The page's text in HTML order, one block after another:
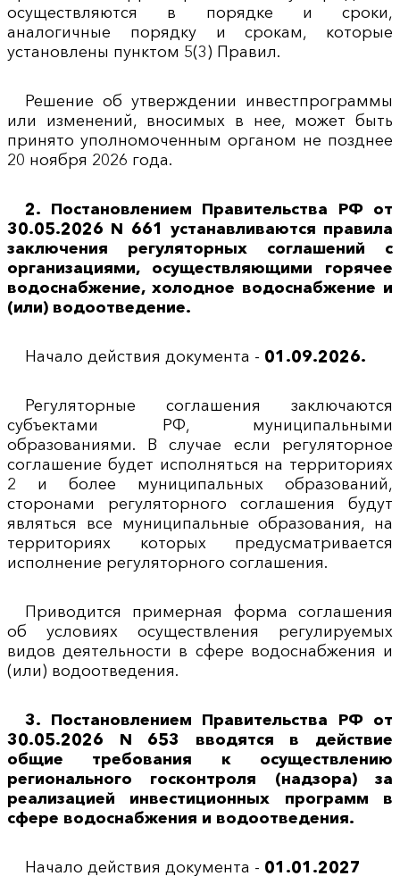
осуществляются в порядке и сроки,
аналогичные порядку и срокам, которые
установлены пунктом 5(3) Правил.
Решение об утверждении инвестпрограммы
или изменений, вносимых в нее, может быть
принято уполномоченным органом не позднее
20 ноября 2026 года.
2. Постановлением Правительства РФ от
30.05.2026 N 661 устанавливаются правила
заключения регуляторных соглашений с
организациями, осуществляющими горячее
водоснабжение, холодное водоснабжение и
(или) водоотведение.
Начало действия документа - 01.09.2026.
Регуляторные соглашения заключаются
субъектами РФ, муниципальными
образованиями. В случае если регуляторное
соглашение будет исполняться на территориях
2 и более муниципальных образований,
сторонами регуляторного соглашения будут
являться все муниципальные образования, на
территориях которых предусматривается
исполнение регуляторного соглашения.
Приводится примерная форма соглашения
об условиях осуществления регулируемых
видов деятельности в сфере водоснабжения и
(или) водоотведения.
3. Постановлением Правительства РФ от
30.05.2026 N 653 вводятся в действие
общие требования к осуществлению
регионального госконтроля (надзора) за
реализацией инвестиционных программ в
сфере водоснабжения и водоотведения.
Начало действия документа - 01.01.2027